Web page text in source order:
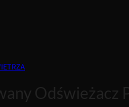
Odświeżacz